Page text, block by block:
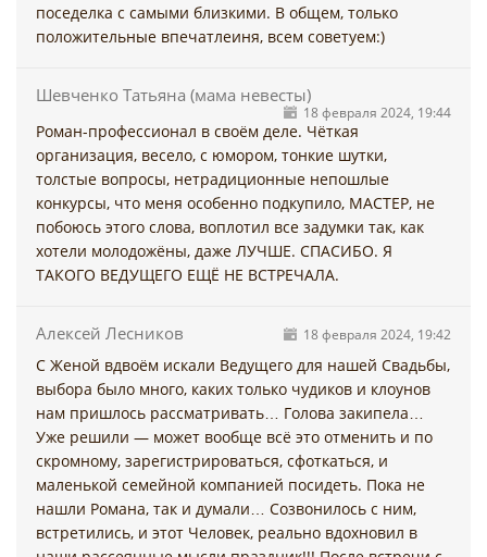
поседелка с самыми близкими. В общем, только
положительные впечатлеиня, всем советуем:)
Шевченко Татьяна (мама невесты)
18 февраля 2024, 19:44
Роман-профессионал в своём деле. Чёткая
организация, весело, с юмором, тонкие шутки,
толстые вопросы, нетрадиционные непошлые
конкурсы, что меня особенно подкупило, МАСТЕР, не
побоюсь этого слова, воплотил все задумки так, как
хотели молодожёны, даже ЛУЧШЕ. СПАСИБО. Я
ТАКОГО ВЕДУЩЕГО ЕЩЁ НЕ ВСТРЕЧАЛА.
Алексей Лесников 18 февраля 2024, 19:42
С Женой вдвоём искали Ведущего для нашей Свадьбы,
выбора было много, каких только чудиков и клоунов
нам пришлось рассматривать… Голова закипела…
Уже решили — может вообще всё это отменить и по
скромному, зарегистрироваться, сфоткаться, и
маленькой семейной компанией посидеть. Пока не
нашли Романа, так и думали… Созвонилось с ним,
встретились, и этот Человек, реально вдохновил в